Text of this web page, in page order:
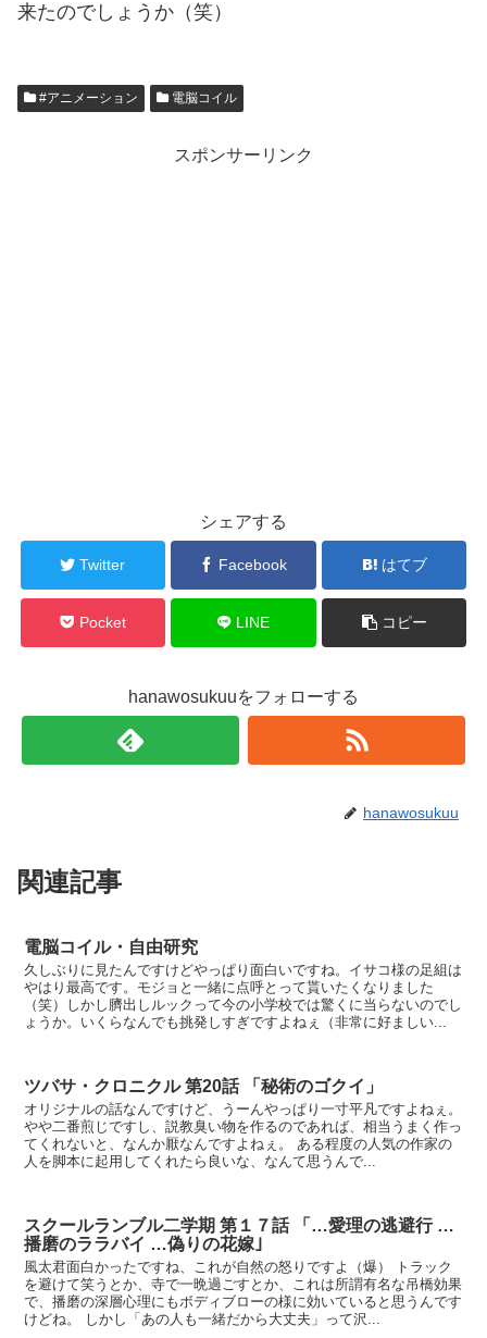
来たのでしょうか（笑）
#アニメーション 電脳コイル
スポンサーリンク
シェアする
Twitter Facebook はてブ
Pocket LINE コピー
hanawosukuuをフォローする
hanawosukuu
関連記事
電脳コイル・自由研究
久しぶりに見たんですけどやっぱり面白いですね。イサコ様の足組は
やはり最高です。モジョと一緒に点呼とって貰いたくなりました
（笑）しかし臍出しルックって今の小学校では驚くに当らないのでし
ょうか。いくらなんでも挑発しすぎですよねぇ（非常に好ましい...
ツバサ・クロニクル 第20話 「秘術のゴクイ」
オリジナルの話なんですけど、うーんやっぱり一寸平凡ですよねぇ。
やや二番煎じですし、説教臭い物を作るのであれば、相当うまく作っ
てくれないと、なんか厭なんですよねぇ。 ある程度の人気の作家の
人を脚本に起用してくれたら良いな、なんて思うんで...
スクールランブル二学期 第１７話 「…愛理の逃避行 …
播磨のララバイ …偽りの花嫁｣
風太君面白かったですね、これが自然の怒りですよ（爆） トラック
を避けて笑うとか、寺で一晩過ごすとか、これは所謂有名な吊橋効果
で、播磨の深層心理にもボディブローの様に効いていると思うんです
けどね。 しかし「あの人も一緒だから大丈夫」って沢...